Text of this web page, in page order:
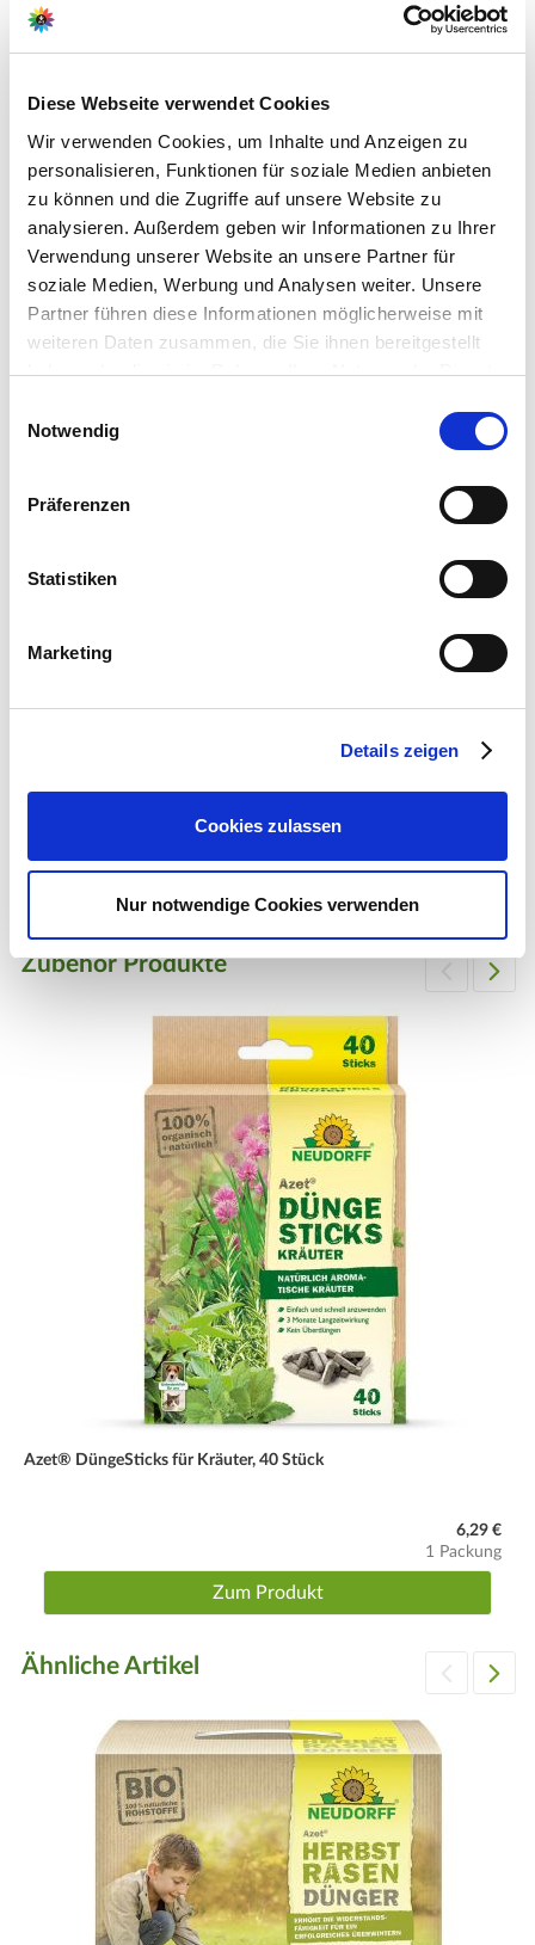
Diese Webseite verwendet Cookies
Wir verwenden Cookies, um Inhalte und Anzeigen zu
personalisieren, Funktionen für soziale Medien anbieten
zu können und die Zugriffe auf unsere Website zu
analysieren. Außerdem geben wir Informationen zu Ihrer
Verwendung unserer Website an unsere Partner für
soziale Medien, Werbung und Analysen weiter. Unsere
Partner führen diese Informationen möglicherweise mit
weiteren Daten zusammen, die Sie ihnen bereitgestellt
haben oder die sie im Rahmen Ihrer Nutzung der Dienste
betätigen Sie anschließend den "OK"-Button:
Notwendig
Präferenzen
Statistiken
Marketing
Details zeigen
Cookies zulassen
Nur notwendige Cookies verwenden
Weitere Anwendungshinweise
hervorragender Qualität und beruht auf dem
hohen Gehalt pflanzlicher Rohstoffe.
Anwendungszeitraum: ganzjährig
Wirkungsdauer der Nährstoffe: 2-4 Wochen
Lagerung: Für Kinder und Haustiere unerreichbar lagern.
Keine Mischung mit Futtermitteln. Frostfrei und vor
direktem Sonnenlicht geschützt aufbewahren.
Entsorgung: Die restentleerte Verpackung gehört in die
Wertstoffsammlung.
> Hinweise zur Verwendung (Sicherheitsdatenblatt)
W. Neudorff GmbH KG
https://www.neudorff.de
Zubehör Produkte
Azet® DüngeSticks für Kräuter, 40 Stück
6,29 €
1 Packung
Zum Produkt
Ähnliche Artikel